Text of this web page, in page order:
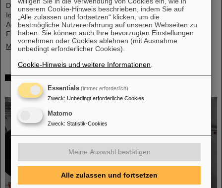
Diese Materialien, hergestellt durch Elektrodeposition und
Ionenspur-Nanotechnologie, eröffnen neue Perspektiven für
Anwendungen in mikrofluidischen Geräten, im
Flüssigkeitstransport und in der…
Mehr »
Von der Raumstation ins Forschungslabor:
Astronauten zu Gast bei GSI und FAIR
unserem Cookie-Hinweis beschrieben, indem Sie auf
„Alle zulassen und fortsetzen“ klicken, um die
bestmögliche Nutzererfahrung auf unseren Webseiten zu
haben. Sie können auch Ihre bevorzugten Einstellungen
vornehmen oder Cookies ablehnen (mit Ausnahme
unbedingt erforderlicher Cookies).
Cookie-Hinweis und weitere Informationen
Essentials (immer erforderlich)
Zweck: Unbedingt erforderliche Cookies
Matomo
Zweck: Statistik-Cookies
Meine Auswahl bestätigen
Alle zulassen und fortsetzen